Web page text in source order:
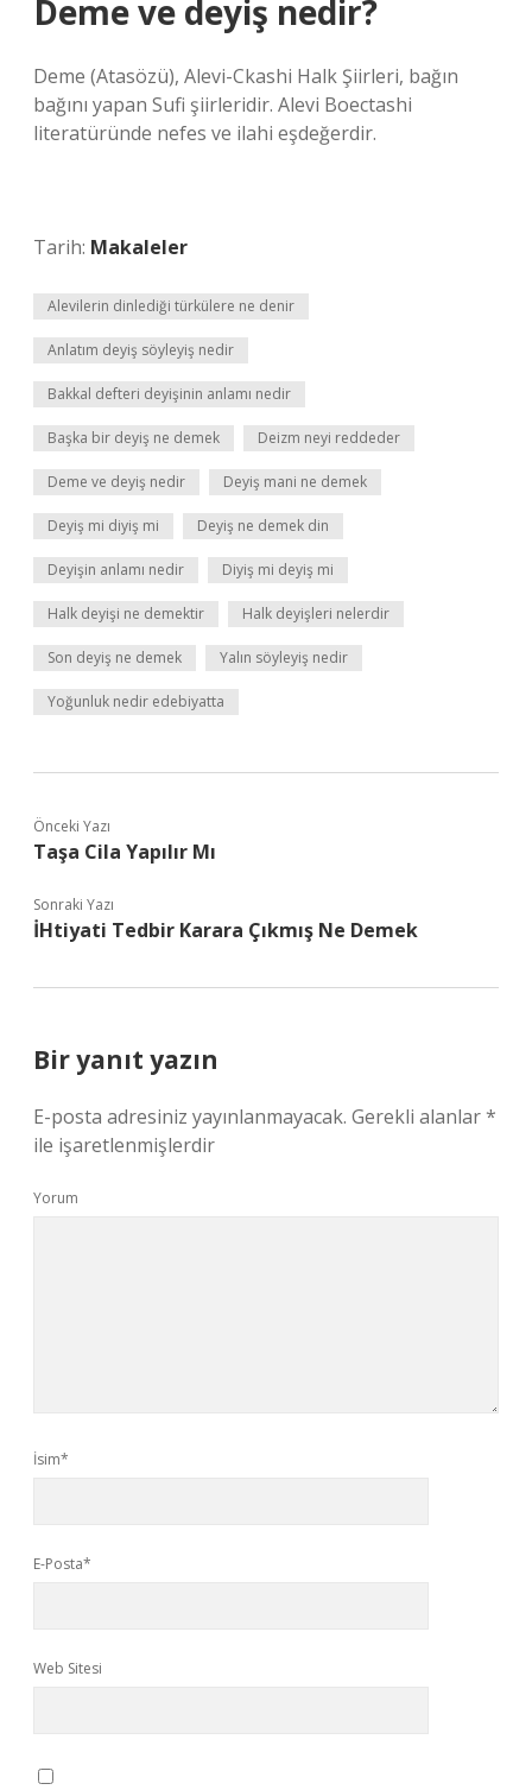
Deme ve deyiş nedir?
Deme (Atasözü), Alevi-Ckashi Halk Şiirleri, bağın
bağını yapan Sufi şiirleridir. Alevi Boectashi
literatüründe nefes ve ilahi eşdeğerdir.
Tarih: Makaleler
Alevilerin dinlediği türkülere ne denir
Anlatım deyiş söyleyiş nedir
Bakkal defteri deyişinin anlamı nedir
Başka bir deyiş ne demek Deizm neyi reddeder
Deme ve deyiş nedir Deyiş mani ne demek
Deyiş mi diyiş mi Deyiş ne demek din
Deyişin anlamı nedir Diyiş mi deyiş mi
Halk deyişi ne demektir Halk deyişleri nelerdir
Son deyiş ne demek Yalın söyleyiş nedir
Yoğunluk nedir edebiyatta
Önceki Yazı
Taşa Cila Yapılır Mı
Sonraki Yazı
İHtiyati Tedbir Karara Çıkmış Ne Demek
Bir yanıt yazın
E-posta adresiniz yayınlanmayacak. Gerekli alanlar*
ile işaretlenmişlerdir
Yorum
İsim*
E-Posta*
Web Sitesi